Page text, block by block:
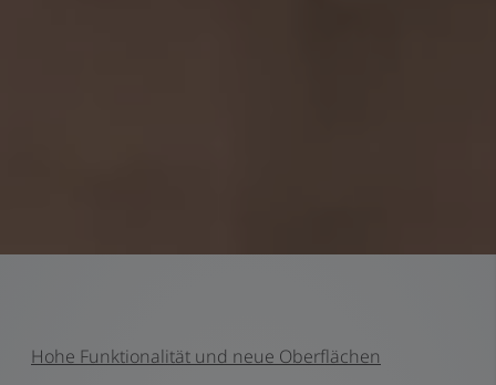
Hohe Funktionalität und neue Oberflächen